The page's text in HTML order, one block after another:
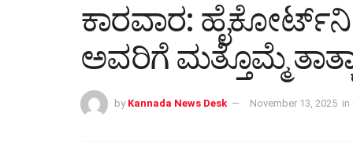
ಕಾರವಾರ:
ಅವರಿಗೆ ಮತ್ತೊಮ್ಮೆ
by Kannada News Desk November 13, 2025 in